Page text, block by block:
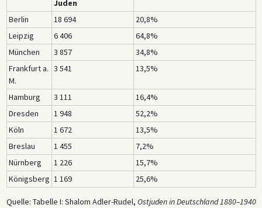
Juden
Berlin 18 694
20,8%
Leipzig
6 406
64,8%
München
3 857
34,8%
Frankfurt a.
M.
3 541 13,5%
Hamburg 3 111
16,4%
Dresden
1 948
52,2%
Köln
1 672
13,5%
Breslau
1 455
7,2%
Nürnberg
1 226
15,7%
Königsberg 1 169 25,6%
Quelle: Tabelle I: Shalom Adler-Rudel, Ostjuden in Deutschland 1880–1940